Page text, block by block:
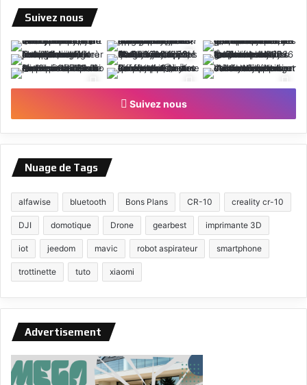
Suivez nous
Suivez nous
Nuage de Tags
alfawise bluetooth Bons Plans CR-10 creality cr-10
DJI domotique Drone gearbest imprimante 3D
iot jeedom mavic robot aspirateur smartphone
trottinette tuto xiaomi
Advertisement